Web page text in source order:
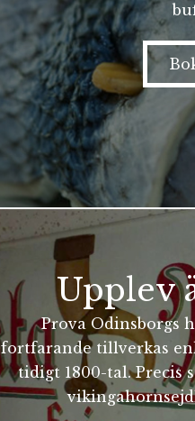
Upplev
Prova Odinsborgs
fortfarande tillverkas
tidigt 1800-tal. Precis